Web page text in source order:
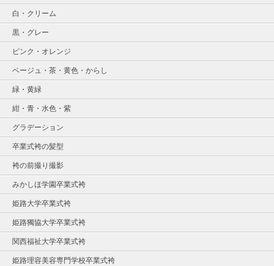
白・クリーム
黒・グレー
ピンク・オレンジ
ベージュ・茶・黄色・からし
緑・黄緑
紺・青・水色・紫
グラデーション
卒業式袴の髪型
袴の前撮り撮影
みかしほ学園卒業式袴
姫路大学卒業式袴
姫路獨協大学卒業式袴
関西福祉大学卒業式袴
姫路理容美容専門学校卒業式袴